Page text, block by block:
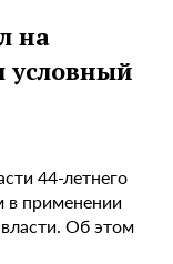
на
условный
44-летнего
в применении
Об этом